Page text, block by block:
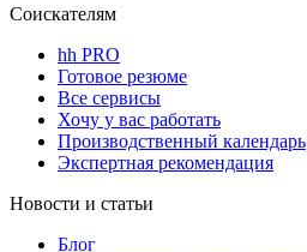
Соискателям
hh PRO
Готовое резюме
Все сервисы
Хочу у вас работать
Производственный календарь
Экспертная рекомендация
Новости и статьи
Блог